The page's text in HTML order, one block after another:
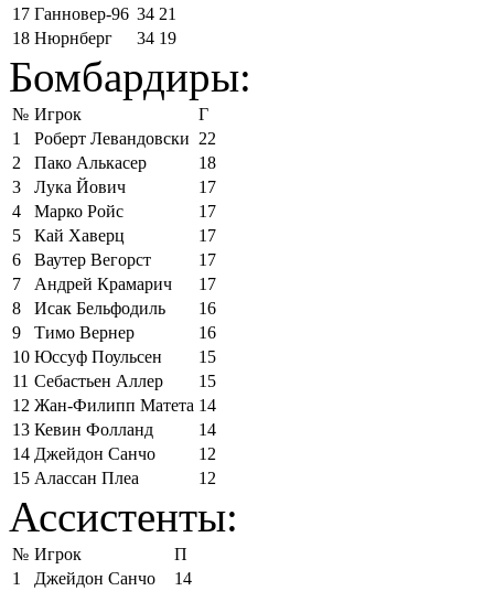
17 Ганновер-96 34 21
18 Нюрнберг 34 19
Бомбардиры:
№ Игрок
Г
1
Роберт Левандовски 22
2
Пако Алькасер
18
3
Лука Йович
17
4
Марко Ройс
17
5
Кай Хаверц
17
6
Ваутер Вегорст
17
7
Андрей Крамарич
17
8
Исак Бельфодиль
16
9
Тимо Вернер
16
10 Юссуф Поульсен
15
11 Себастьен Аллер
15
12 Жан-Филипп Матета 14
13 Кевин Фолланд
14
14 Джейдон Санчо
12
15 Алассан Плеа 12
Ассистенты:
№ Игрок
П
1
Джейдон Санчо
14